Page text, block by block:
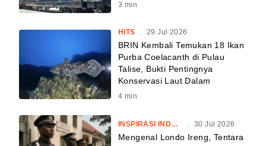
3 min
HITS . 29 Jul 2026
BRIN Kembali Temukan 18 Ikan
Purba Coelacanth di Pulau
Talise, Bukti Pentingnya
Konservasi Laut Dalam
4 min
INSPIRASI INDONESIA 30 Jul 2026
Mengenal Londo Ireng, Tentara